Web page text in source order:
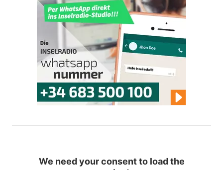
We need your consent to load the